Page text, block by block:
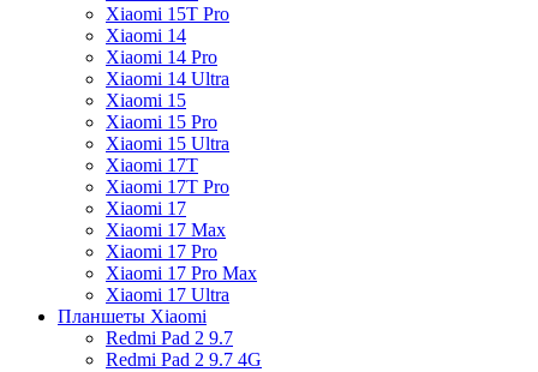
Xiaomi 15T Pro
Xiaomi 14
Xiaomi 14 Pro
Xiaomi 14 Ultra
Xiaomi 15
Xiaomi 15 Pro
Xiaomi 15 Ultra
Xiaomi 17T
Xiaomi 17T Pro
Xiaomi 17
Xiaomi 17 Max
Xiaomi 17 Pro
Xiaomi 17 Pro Max
Xiaomi 17 Ultra
Планшеты Xiaomi
Redmi Pad 2 9.7
Redmi Pad 2 9.7 4G